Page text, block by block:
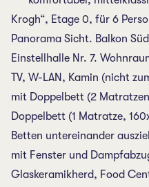
Krogh“, Etage 0, für 6
Panorama Sicht. Balkon
Einstellhalle Nr. 7.
TV, W-LAN, Kamin (nicht
mit Doppelbett (2
Doppelbett (1 Matratze,
Betten untereinander
mit Fenster und
Glaskeramikherd, Food